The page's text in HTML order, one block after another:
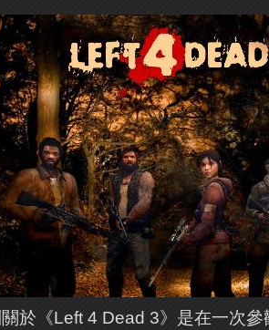
關於《Left 4 Dead 3》是在一次